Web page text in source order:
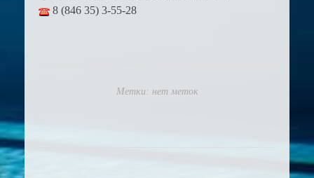
8 (846 35) 3-55-28
Метки: нет меток